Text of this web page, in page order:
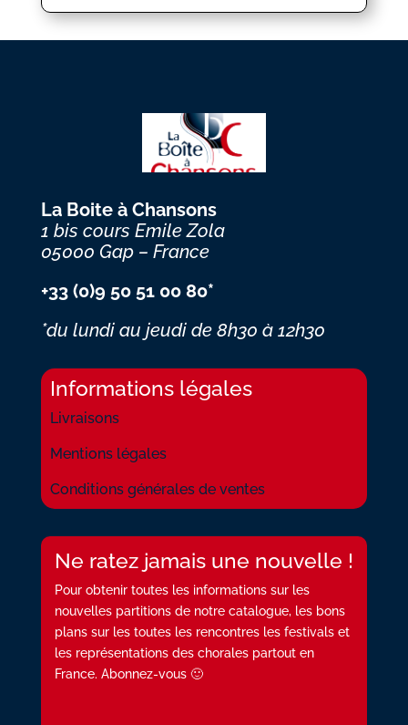
La Boite à Chansons
1 bis cours Emile Zola
05000 Gap – France
+33 (0)9 50 51 00 80*
*du lundi au jeudi de 8h30 à 12h30
Informations légales
Livraisons
Mentions légales
Conditions générales de ventes
Ne ratez jamais une nouvelle !
Pour obtenir toutes les informations sur les
nouvelles partitions de notre catalogue, les bons
plans sur les toutes les rencontres les festivals et
les représentations des chorales partout en
France. Abonnez-vous 🙂